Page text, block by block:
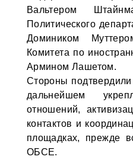
Вальтером
Политического
Домиником
Комитета по
Армином Лашетом.
Стороны подтвердили
дальнейшем
отношений,
контактов и
площадках, прежде
ОБСЕ.